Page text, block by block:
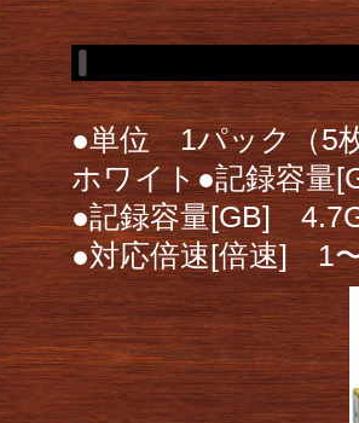
●単位 1パック（5
ホワイト●記録容量
●記録容量[GB]
●対応倍速[倍速] 1